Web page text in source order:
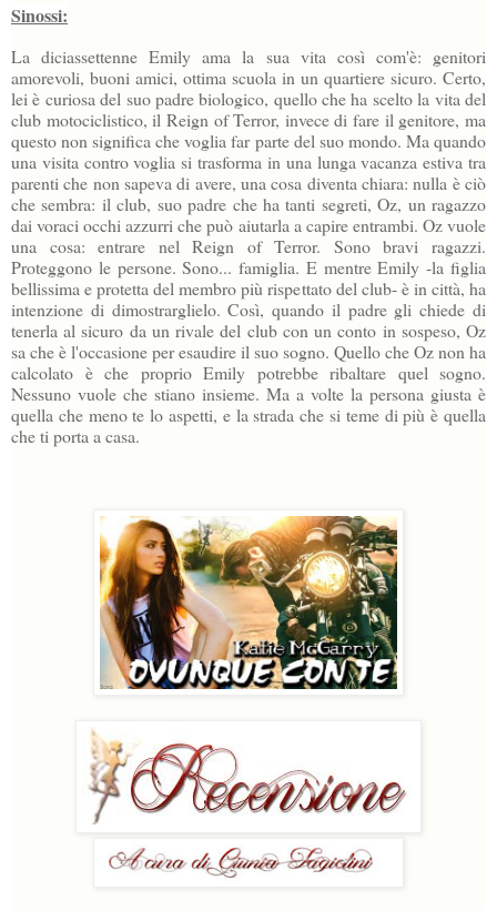
Sinossi:
La diciassettenne Emily ama la sua vita così com'è: genitori
amorevoli, buoni amici, ottima scuola in un quartiere sicuro. Certo,
lei è curiosa del suo padre biologico, quello che ha scelto la vita del
club motociclistico, il Reign of Terror, invece di fare il genitore, ma
questo non significa che voglia far parte del suo mondo. Ma quando
una visita contro voglia si trasforma in una lunga vacanza estiva tra
parenti che non sapeva di avere, una cosa diventa chiara: nulla è ciò
che sembra: il club, suo padre che ha tanti segreti, Oz, un ragazzo
dai voraci occhi azzurri che può aiutarla a capire entrambi. Oz vuole
una cosa: entrare nel Reign of Terror. Sono bravi ragazzi.
Proteggono le persone. Sono... famiglia. E mentre Emily -la figlia
bellissima e protetta del membro più rispettato del club- è in città, ha
intenzione di dimostrarglielo. Così, quando il padre gli chiede di
tenerla al sicuro da un rivale del club con un conto in sospeso, Oz
sa che è l'occasione per esaudire il suo sogno. Quello che Oz non ha
calcolato è che proprio Emily potrebbe ribaltare quel sogno.
Nessuno vuole che stiano insieme. Ma a volte la persona giusta è
quella che meno te lo aspetti, e la strada che si teme di più è quella
che ti porta a casa.